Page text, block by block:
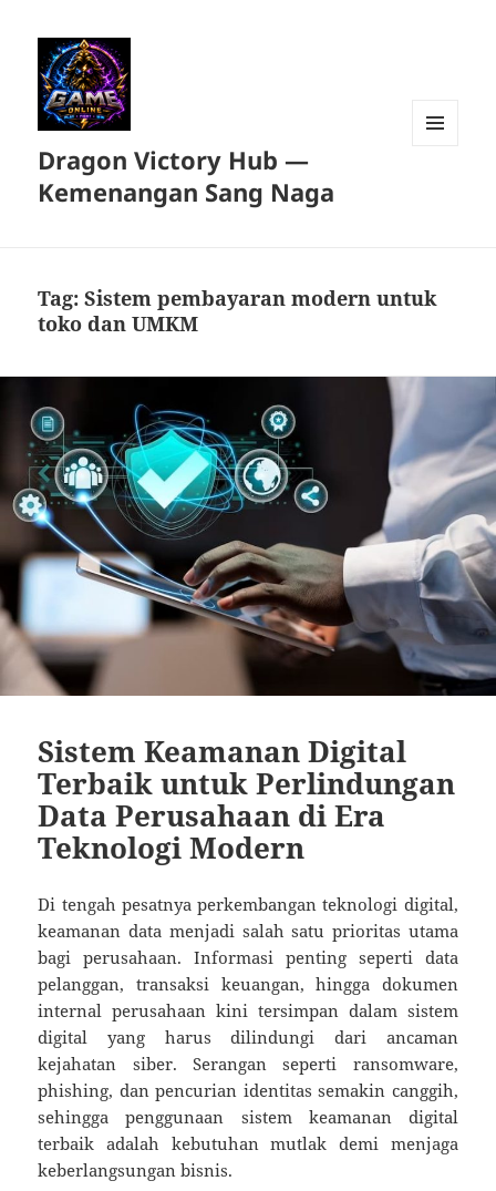
Dragon Victory Hub —
Kemenangan Sang Naga
Tag:Sistem pembayaran modern untuk
toko dan UMKM
Sistem Keamanan Digital
Terbaik untuk Perlindungan
Data Perusahaan di Era
Teknologi Modern
Di tengah pesatnya perkembangan teknologi digital,
keamanan data menjadi salah satu prioritas utama
bagi perusahaan. Informasi penting seperti data
pelanggan, transaksi keuangan, hingga dokumen
internal perusahaan kini tersimpan dalam sistem
digital yang harus dilindungi dari ancaman
kejahatan siber. Serangan seperti ransomware,
phishing, dan pencurian identitas semakin canggih,
sehingga penggunaan sistem keamanan digital
terbaik adalah kebutuhan mutlak demi menjaga
keberlangsungan bisnis.